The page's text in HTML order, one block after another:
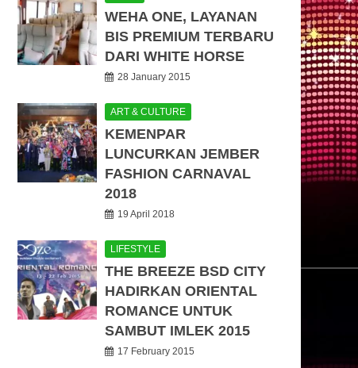
WEHA ONE, LAYANAN
BIS PREMIUM TERBARU
DARI WHITE HORSE
28 January 2015
ART & CULTURE
KEMENPAR
LUNCURKAN JEMBER
FASHION CARNAVAL
2018
19 April 2018
LIFESTYLE
THE BREEZE BSD CITY
HADIRKAN ORIENTAL
ROMANCE UNTUK
SAMBUT IMLEK 2015
17 February 2015